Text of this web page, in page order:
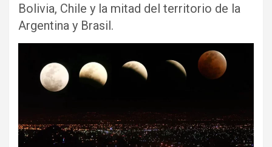
Bolivia, Chile y la mitad del territorio de la
Argentina y Brasil.